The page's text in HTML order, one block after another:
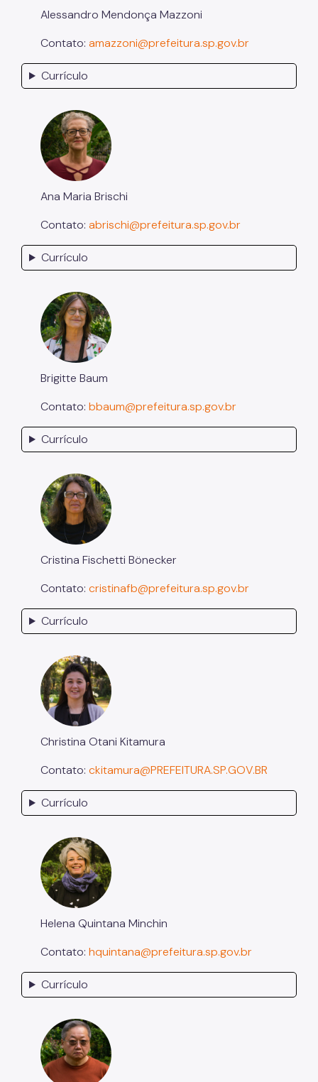
Alessandro Mendonça Mazzoni
Contato: amazzoni@prefeitura.sp.gov.br
Currículo
Ana Maria Brischi
Contato: abrischi@prefeitura.sp.gov.br
Currículo
Brigitte Baum
Contato: bbaum@prefeitura.sp.gov.br
Currículo
Cristina Fischetti Bönecker
Contato: cristinafb@prefeitura.sp.gov.br
Currículo
Christina Otani Kitamura
Contato: ckitamura@PREFEITURA.SP.GOV.BR
Currículo
Helena Quintana Minchin
Contato: hquintana@prefeitura.sp.gov.br
Currículo